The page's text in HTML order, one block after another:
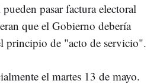
pasar factura electoral
que el Gobierno debería
principio de "acto de servicio".
el martes 13 de mayo.